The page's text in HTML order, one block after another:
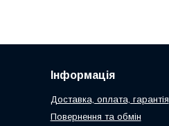
Інформація
Доставка, оплата, гарантія
Повернення та обмін